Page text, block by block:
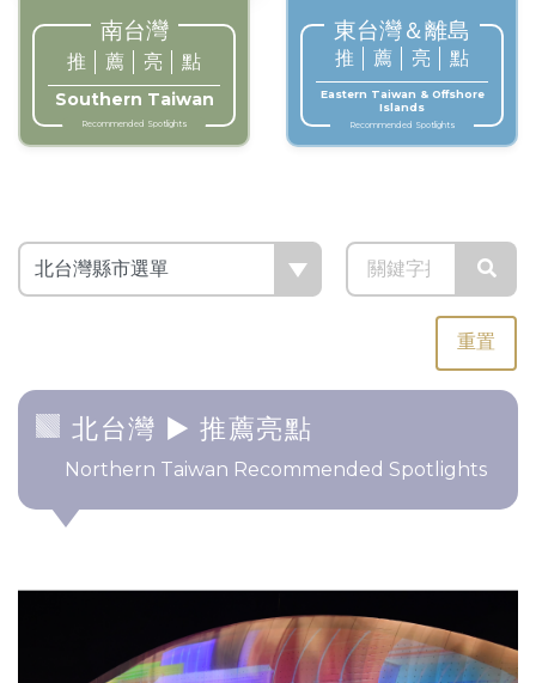
南台灣
推 薦 亮 點
Southern Taiwan
Recommended Spotlights
東台灣＆離島
推 薦 亮 點
Eastern Taiwan & Offshore
Islands
Recommended Spotlights
重置
北台灣 ► 推薦亮點
Northern Taiwan Recommended Spotlights